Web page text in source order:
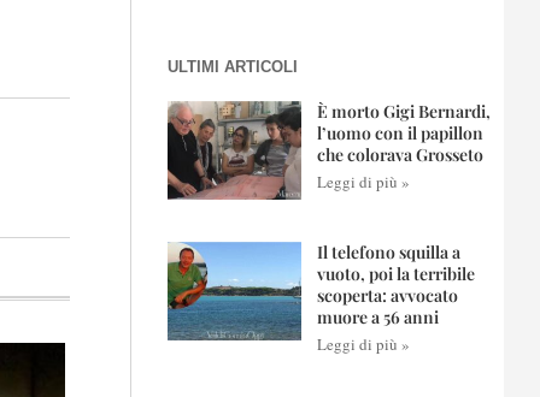
ULTIMI ARTICOLI
È morto Gigi Bernardi,
l’uomo con il papillon
che colorava Grosseto
Leggi di più »
Il telefono squilla a
vuoto, poi la terribile
scoperta: avvocato
muore a 56 anni
Leggi di più »